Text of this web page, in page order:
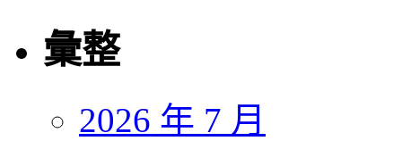
彙整
2026 年 7 月